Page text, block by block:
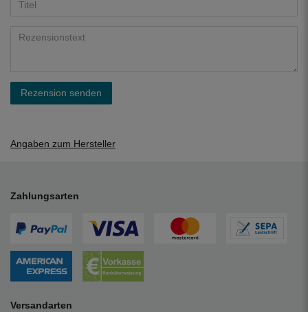
Rezension senden
Angaben zum Hersteller
Zahlungsarten
Versandarten